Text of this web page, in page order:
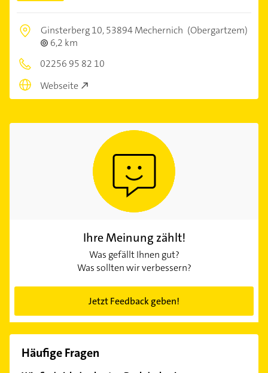
Ginsterberg 10,53894 Mechernich (Obergartzem)
6,2 km
02256 95 82 10
Webseite
Ihre Meinung zählt!
Was gefällt Ihnen gut?
Was sollten wir verbessern?
Jetzt Feedback geben!
Häufige Fragen